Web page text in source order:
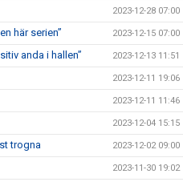
2023-12-28 07:00
här serien” 2023-12-15 07:00
anda i hallen” 2023-12-13 11:51
2023-12-11 19:06
2023-12-11 11:46
2023-12-04 15:15
trogna 2023-12-02 09:00
2023-11-30 19:02